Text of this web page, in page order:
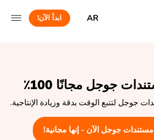
AR ابدأ الآن!
جوجل مجانًا 100٪
جوجل لتتبع الوقت بدقة وزيادة الإنتاجية.
جوجل الآن - إنها مجانية!